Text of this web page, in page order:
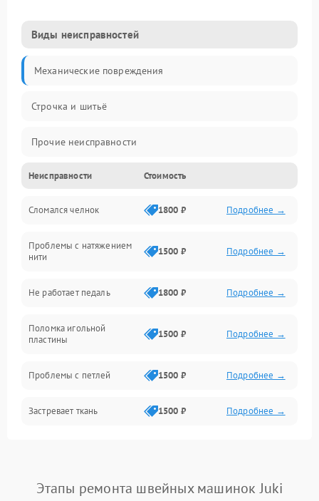
Виды неисправностей
Механические повреждения
Строчка и шитьё
Прочие неисправности
Электроника
Управление и электроника
Подача ткани
Игловодитель и механизмы
Неисправности Стоимость
Сломался челнок 1800 ₽ Подробнее →
Проблемы с натяжением
нити
1500 ₽ Подробнее →
Не работает педаль 1800 ₽ Подробнее →
Поломка игольной
пластины
1500 ₽ Подробнее →
Проблемы с петлей 1500 ₽ Подробнее →
Застревает ткань 1500 ₽ Подробнее →
Не работают кнопки
управления
1300 ₽ Подробнее →
Этапы ремонта швейных машинок Juki